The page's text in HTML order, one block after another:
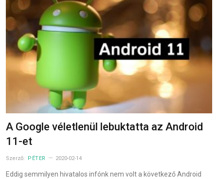
A Google véletlenül lebuktatta az Android
11-et
Szerző: PÉTER 2020-02-14
Eddig semmilyen hivatalos infónk nem volt a következő Android